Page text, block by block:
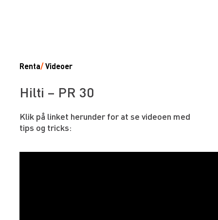
Renta/Videoer
Hilti – PR 30
Klik på linket herunder for at se videoen med
tips og tricks: